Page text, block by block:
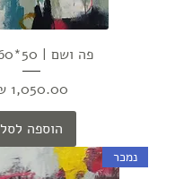
פה ושם | 50*60 ס"מ
מחיר
הוספה לסל
נמכר